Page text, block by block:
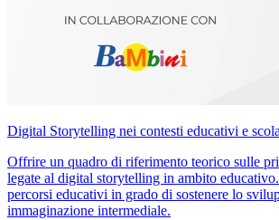
Digital Storytelling nei contesti educativi e
Offrire un quadro di riferimento teorico sulle
legate al digital storytelling in ambito
percorsi educativi in grado di sostenere lo
immaginazione intermediale.